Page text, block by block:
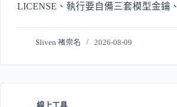
LICENSE、執行要自備三套模型金鑰
Sliven 褚崇名 2026-08-09
線上工具